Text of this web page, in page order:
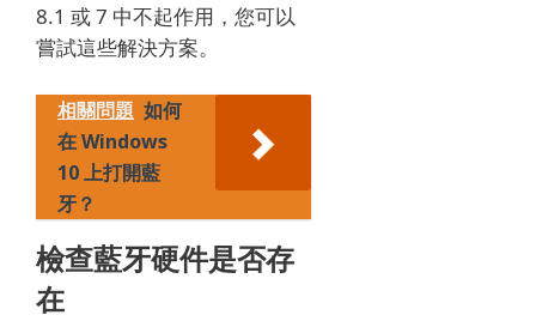
8.1 或 7 中不起作用，您可以
嘗試這些解決方案。
相關問題 如何
在 Windows
10 上打開藍
牙？
檢查藍牙硬件是否存
在